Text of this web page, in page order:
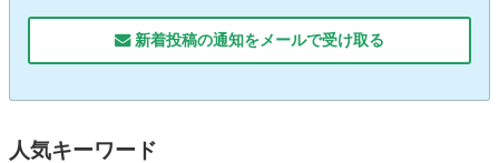
新着投稿の通知をメールで受け取る
人気キーワード